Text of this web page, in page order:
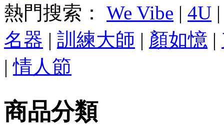
熱門搜索： We Vibe | 4U
名器 | 訓練大師 | 顏如憶 |
|情人節
商品分類